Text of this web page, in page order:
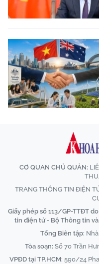
CƠ QUAN CHỦ QUẢN:
TRANG THÔNG TIN ĐIỆN
Giấy phép số 113/GP-TTĐT
tin điện tử - Bộ Thông tin
Tổng Biên tập:
Tòa soạn: Số 70 Trần
VPĐD tại TP.HCM: 590/24